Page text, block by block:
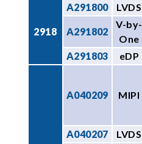
2918
A291800
LVDS
A291802
V-by-
One
A291803
eDP
A040209 MIPI
A040207 LVDS